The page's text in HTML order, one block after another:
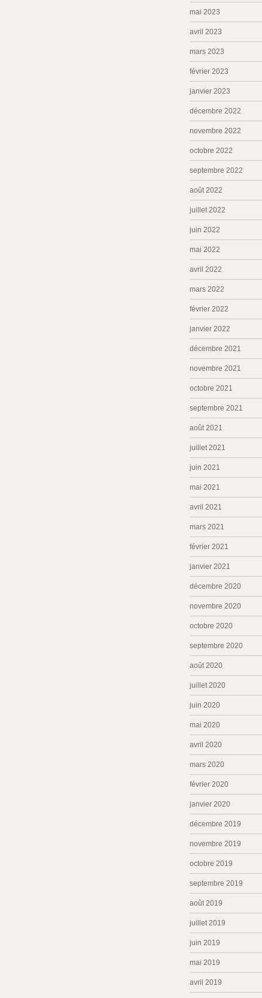
mai 2023
avril 2023
mars 2023
février 2023
janvier 2023
décembre 2022
novembre 2022
octobre 2022
septembre 2022
août 2022
juillet 2022
juin 2022
mai 2022
avril 2022
mars 2022
février 2022
janvier 2022
décembre 2021
novembre 2021
octobre 2021
septembre 2021
août 2021
juillet 2021
juin 2021
mai 2021
avril 2021
mars 2021
février 2021
janvier 2021
décembre 2020
novembre 2020
octobre 2020
septembre 2020
août 2020
juillet 2020
juin 2020
mai 2020
avril 2020
mars 2020
février 2020
janvier 2020
décembre 2019
novembre 2019
octobre 2019
septembre 2019
août 2019
juillet 2019
juin 2019
mai 2019
avril 2019